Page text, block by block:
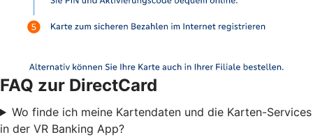
FAQ zur DirectCard
Wo finde ich meine Kartendaten und die Karten-Services
in der VR Banking App?